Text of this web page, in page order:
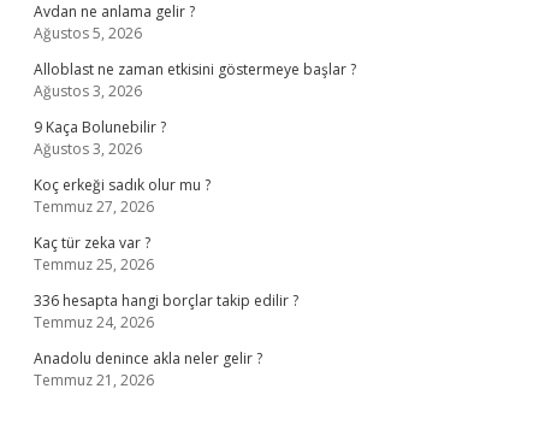
Avdan ne anlama gelir ?
Ağustos 5, 2026
Alloblast ne zaman etkisini göstermeye başlar ?
Ağustos 3, 2026
9 Kaça Bolunebilir ?
Ağustos 3, 2026
Koç erkeği sadık olur mu ?
Temmuz 27, 2026
Kaç tür zeka var ?
Temmuz 25, 2026
336 hesapta hangi borçlar takip edilir ?
Temmuz 24, 2026
Anadolu denince akla neler gelir ?
Temmuz 21, 2026